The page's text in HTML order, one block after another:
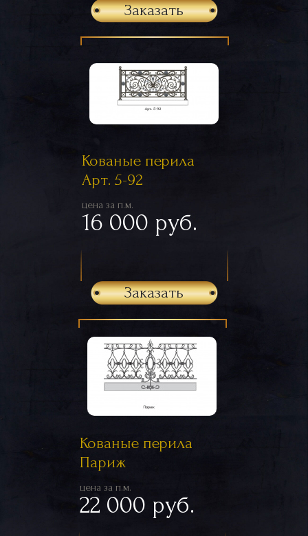
Заказать
Кованые перила
Арт. 5-92
цена за п.м.
16 000 руб.
Заказать
Кованые перила
Париж
цена за п.м.
22 000 руб.